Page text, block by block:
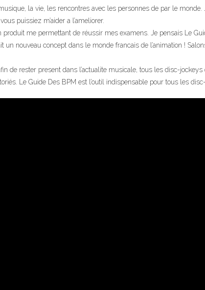
la vie, les rencontres avec les personnes de par le
puissiez m’aider a l’ameliorer.
me permettant de réussir mes examens. Je pensais Le
nouveau concept dans le monde francais de l’animation !
de rester present dans l’actualite musicale, tous les disc-
Le Guide Des BPM est l’outil indispensable pour tous les